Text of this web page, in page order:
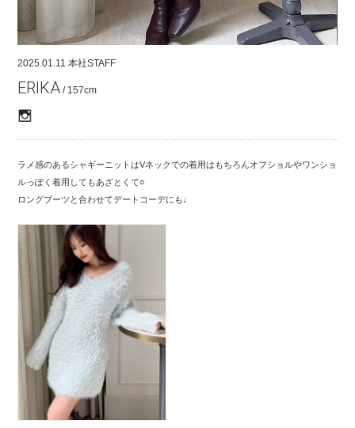
2025.01.11 本社STAFF
ERIKA / 157cm
ラメ感のあるシャギーニットはVネックでの着用はもちろんオフショルやワンショ
ルっぽく着用してもあざとくて○
ロングブーツと合わせてデートコーデにも♩
RECRUIT
FOR BUSINESS PARTNER